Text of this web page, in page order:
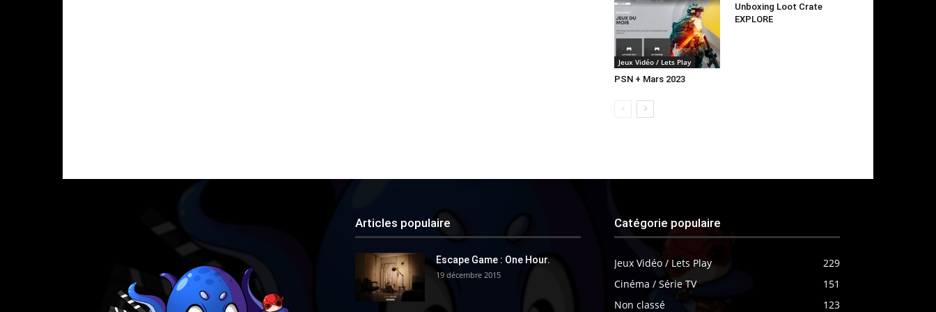
Jeux Vidéo / Lets Play
PSN + Mars 2023
Unboxing Loot Crate
EXPLORE
Articles populaire
Escape Game : One Hour.
19 décembre 2015
Catégorie populaire
Jeux Vidéo / Lets Play
229
Cinéma / Série TV
151
Non classé
123